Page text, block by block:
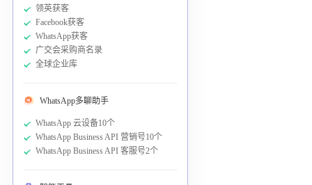
领英获客
Facebook获客
WhatsApp获客
广交会采购商名录
全球企业库
WhatsApp多聊助手
WhatsApp 云设备10个
WhatsApp Business API 营销号10个
WhatsApp Business API 客服号2个